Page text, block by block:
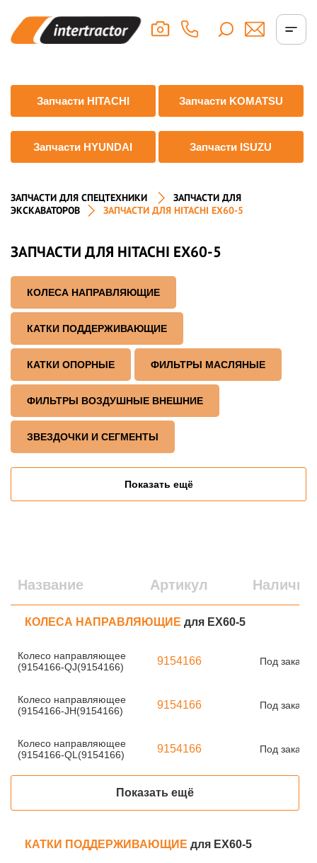
Запчасти HITACHI Запчасти KOMATSU
Запчасти HYUNDAI Запчасти ISUZU
ЗАПЧАСТИ ДЛЯ СПЕЦТЕХНИКИ
ЗАПЧАСТИ ДЛЯ
ЭКСКАВАТОРОВ
ЗАПЧАСТИ ДЛЯ HITACHI EX60-5
ЗАПЧАСТИ ДЛЯ HITACHI EX60-5
КОЛЕСА НАПРАВЛЯЮЩИЕ
КАТКИ ПОДДЕРЖИВАЮЩИЕ
КАТКИ ОПОРНЫЕ ФИЛЬТРЫ МАСЛЯНЫЕ
ФИЛЬТРЫ ВОЗДУШНЫЕ ВНЕШНИЕ
ЗВЕЗДОЧКИ И СЕГМЕНТЫ
Показать ещё
Название Артикул Наличие
КОЛЕСА НАПРАВЛЯЮЩИЕ для EX60-5
Колесо направляющее
(9154166-QJ(9154166)
9154166 Под заказ
Колесо направляющее
(9154166-JH(9154166)
9154166 Под заказ
Колесо направляющее
(9154166-QL(9154166)
9154166 Под заказ
Показать ещё
КАТКИ ПОДДЕРЖИВАЮЩИЕ для EX60-5